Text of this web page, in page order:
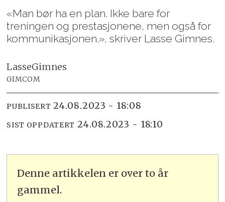
«Man bør ha en plan. Ikke bare for
treningen og prestasjonene, men også for
kommunikasjonen.», skriver Lasse Gimnes.
LasseGimnes
GIMCOM
PUBLISERT 24.08.2023 - 18:08
SIST OPPDATERT 24.08.2023 - 18:10
Denne artikkelen er over to år
gammel.